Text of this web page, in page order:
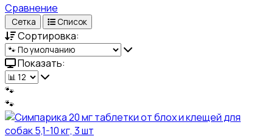
Сравнение
Сетка Список
Сортировка:
Показать:
🐾
🐾